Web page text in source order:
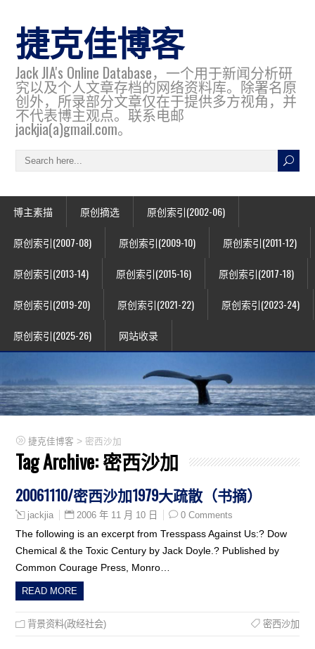
捷克佳博客
Jack JIA's Online Database，一个用于新闻分析研
究以及个人文章存档的网络资料库。除署名原
创外，所录部分文章仅在于提供多方视角，并
不代表博主观点。联系电邮
jackjia(a)gmail.com。
博主素描 原创摘选 原创索引(2002-06)
原创索引(2007-08) 原创索引(2009-10) 原创索引(2011-12)
原创索引(2013-14) 原创索引(2015-16) 原创索引(2017-18)
原创索引(2019-20) 原创索引(2021-22) 原创索引(2023-24)
原创索引(2025-26) 网站收录
捷克佳博客 > 密西沙加
Tag Archive:密西沙加
20061110/密西沙加1979大疏散（书摘）
jackjia 2006 年 11 月 10 日 0 Comments
The following is an excerpt from Tresspass Against Us:? Dow
Chemical & the Toxic Century by Jack Doyle.? Published by
Common Courage Press, Monro…
READ MORE
背景资料(政经社会) 密西沙加